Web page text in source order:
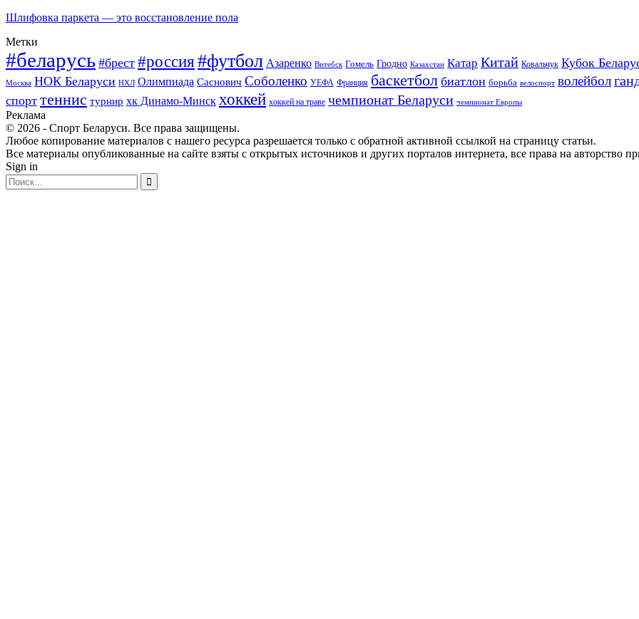
Шлифовка паркета — это восстановление пола
Метки
#беларусь #брест #россия#футбол Азаренко Витебск Гомель Гродно Казахстан Катар Китай Ковальчук Кубок
Москва НОК Беларуси НХЛ Олимпиада Саснович Соболенко УЕФА Франция баскетбол биатлон борьба велоспорт волейбол
спорт теннис турнир хк Динамо-Минск хоккей хоккей на траве чемпионат Беларуси чемпионат Европы
Реклама
© 2026 - Спорт Беларуси. Все права защищены.
Любое копирование материалов с нашего ресурса разрешается только с обратной активной ссылкой на страницу статьи.
Все материалы опубликованные на сайте взяты с открытых источников и других порталов интернета, все права на авторство
Sign in